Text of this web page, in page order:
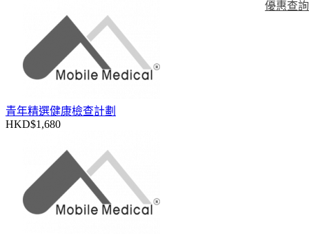
優惠查詢
青年精選健康檢查計劃
HKD$1,680